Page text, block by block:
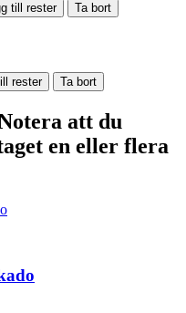
till rester Ta bort
rester Ta bort
att du
en eller flera